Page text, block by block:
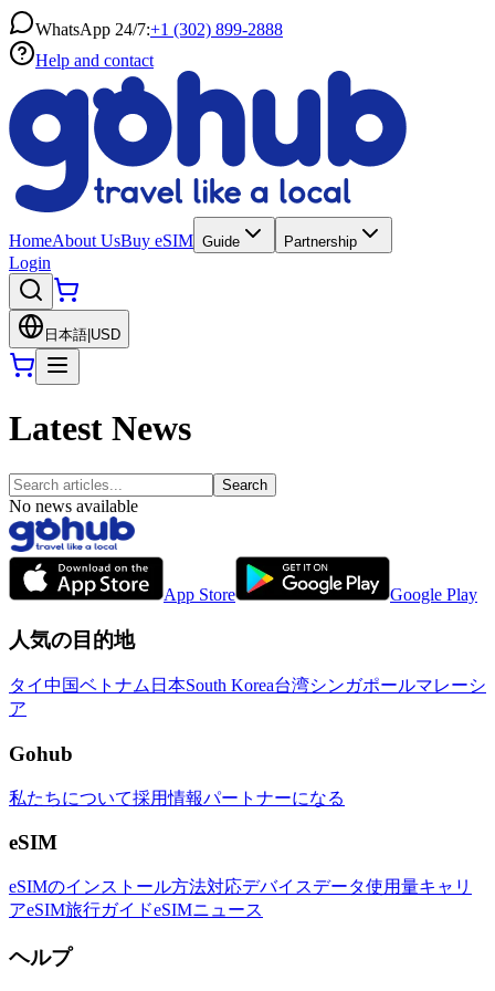
WhatsApp 24/7:+1 (302) 899-2888
Help and contact
HomeAbout UsBuy eSIM Guide Partnership
Login
日本語 USD
Latest News
Search
No news available
App Store Google Play
人気の目的地
タイ中国ベトナム 日本South Korea台湾シンガポールマレーシ
ア
Gohub
私たちについて採用情報パートナーになる
eSIM
eSIMのインストール方法対応デバイスデータ使用量キャリ
アeSIM旅行ガイドeSIMニュース
ヘルプ